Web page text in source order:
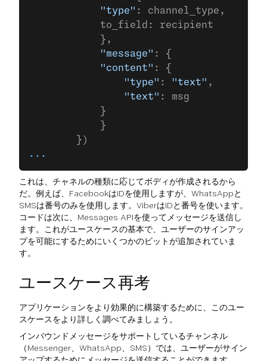
	        "type"
: channel_type,
	        to_field: recipient
            },
            "message"
: {
	        "content"
: {
	            "type"
: "text" ,
	            "text"
: msg
	        }
            }
        })
...
これは、チャネルの種類に応じてボディが作成されるから
だ。例えば、FacebookはIDを使用しますが、WhatsAppと
SMSは番号のみを使用します。ViberはIDと番号を使います。
コードは次に、Messages APIを使ってメッセージを送信し
ます。これがユースケースの基本で、ユーザーのサインアッ
プを可能にするためにいくつかのビットが追加されていま
す。
ユースケース再考
アプリケーションをより効果的に構築するために、このユー
スケースをより詳しく調べてみましょう。
インバウンドメッセージをサポートしているチャンネル
（Messenger、WhatsApp、SMS）では、ユーザーがサイン